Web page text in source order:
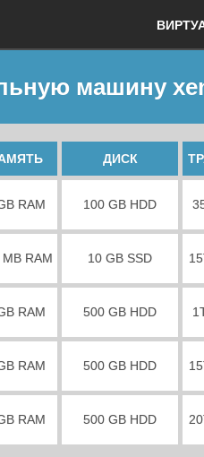
машину
ДИСК
RAM 100 GB HDD
RAM 10 GB SSD
RAM 500 GB HDD
RAM 500 GB HDD
RAM 500 GB HDD